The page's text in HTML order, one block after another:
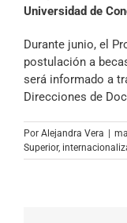
Universidad de
Durante junio, el
postulación a
será informado a
Direcciones de
Por Alejandra Vera
Superior,